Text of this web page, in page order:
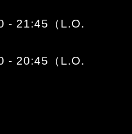
- 21:45（L.O.
20:45（L.O.